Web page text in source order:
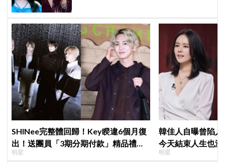
SHINee完整體回歸！Key睽違6個月復
出！送團員「3期分期付款」精品禮
物，不忘留一份給已故鐘鉉
明星
韓佳人自曝曾陷
今天結束人生也
YouTube重拾生
明星